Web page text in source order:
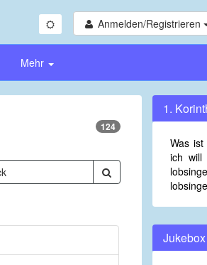
Anmelden/Registrieren
Mehr
124
1.
Was
ich will
Jukebox